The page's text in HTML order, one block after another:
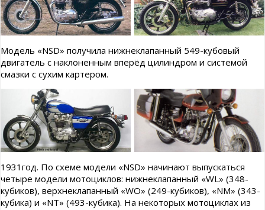
Модель «NSD» получила нижнеклапанный 549-кубовый
двигатель с наклоненным вперёд цилиндром и системой
смазки с сухим картером.
1931год. По схеме модели «NSD» начинают выпускаться
четыре модели мотоциклов: нижнеклапанный «WL» (348-
кубиков), верхнеклапанный «WO» (249-кубиков), «NM» (343-
кубика) и «NT» (493-кубика). На некоторых мотоциклах из